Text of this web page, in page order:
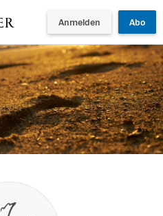
Anmelden Abo